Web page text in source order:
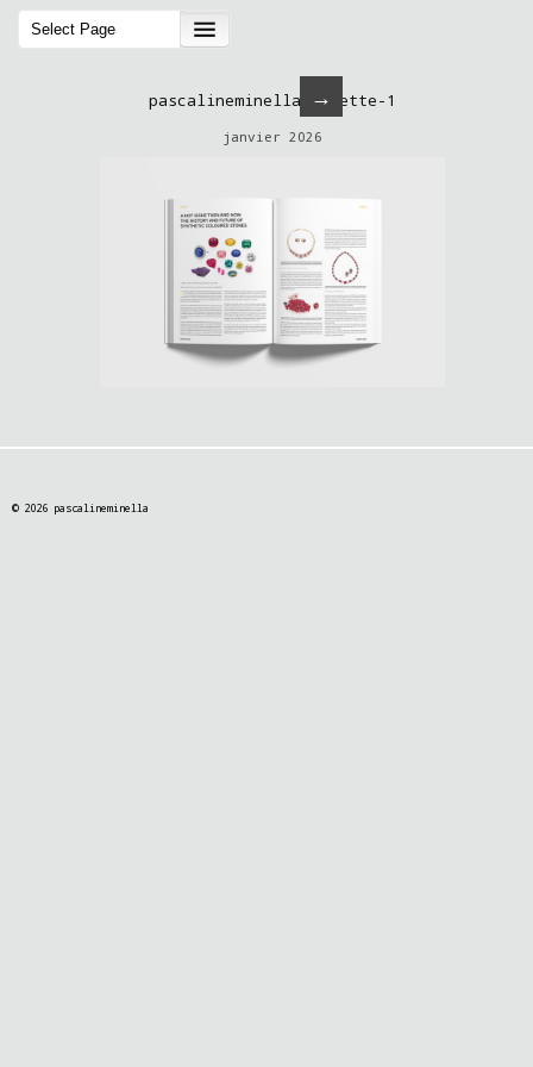
→
pascalineminella-facette-1
janvier 2026
© 2026 pascalineminella